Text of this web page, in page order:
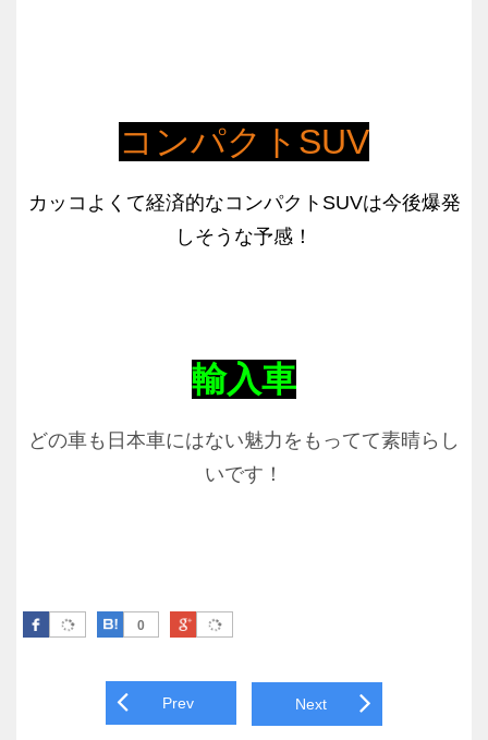
コンパクトSUV
カッコよくて経済的なコンパクトSUVは今後爆発
しそうな予感！
輸入車
どの車も日本車にはない魅力をもってて素晴らし
いです！
Facebook 0
はてなブックマーク
Google Plus
Post navigation
Prev Next